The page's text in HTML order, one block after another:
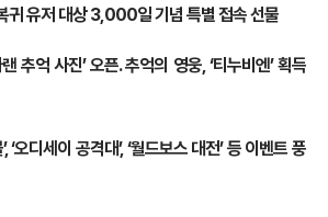
귀 유저 대상 3,000일 기념 특별 접속 선물
추억 사진’ 오픈. 추억의 영웅, ‘티누비엔’ 획득
‘오디세이 공격대’, ‘월드보스 대전’ 등 이벤트 풍